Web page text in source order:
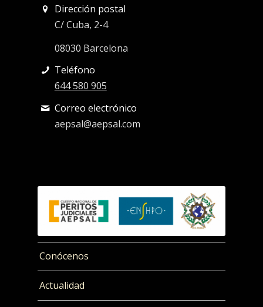
Dirección postal
C/ Cuba, 2-4
08030 Barcelona
Teléfono
644 580 905
Correo electrónico
aepsal@aepsal.com
Conócenos
Actualidad